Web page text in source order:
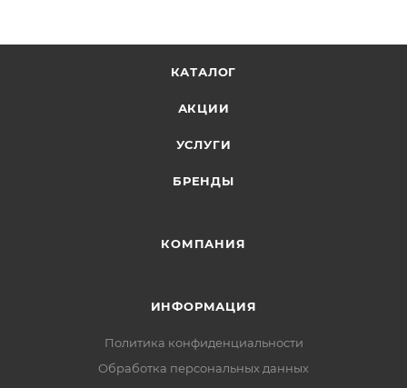
КАТАЛОГ
АКЦИИ
УСЛУГИ
БРЕНДЫ
КОМПАНИЯ
ИНФОРМАЦИЯ
Политика конфиденциальности
Обработка персональных данных